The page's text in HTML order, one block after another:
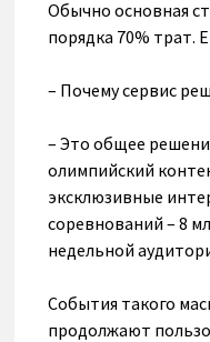
Обычно основная
порядка 70% трат.
– Почему сервис
– Это общее
олимпийский
эксклюзивные
соревнований – 8
недельной
События такого
продолжают